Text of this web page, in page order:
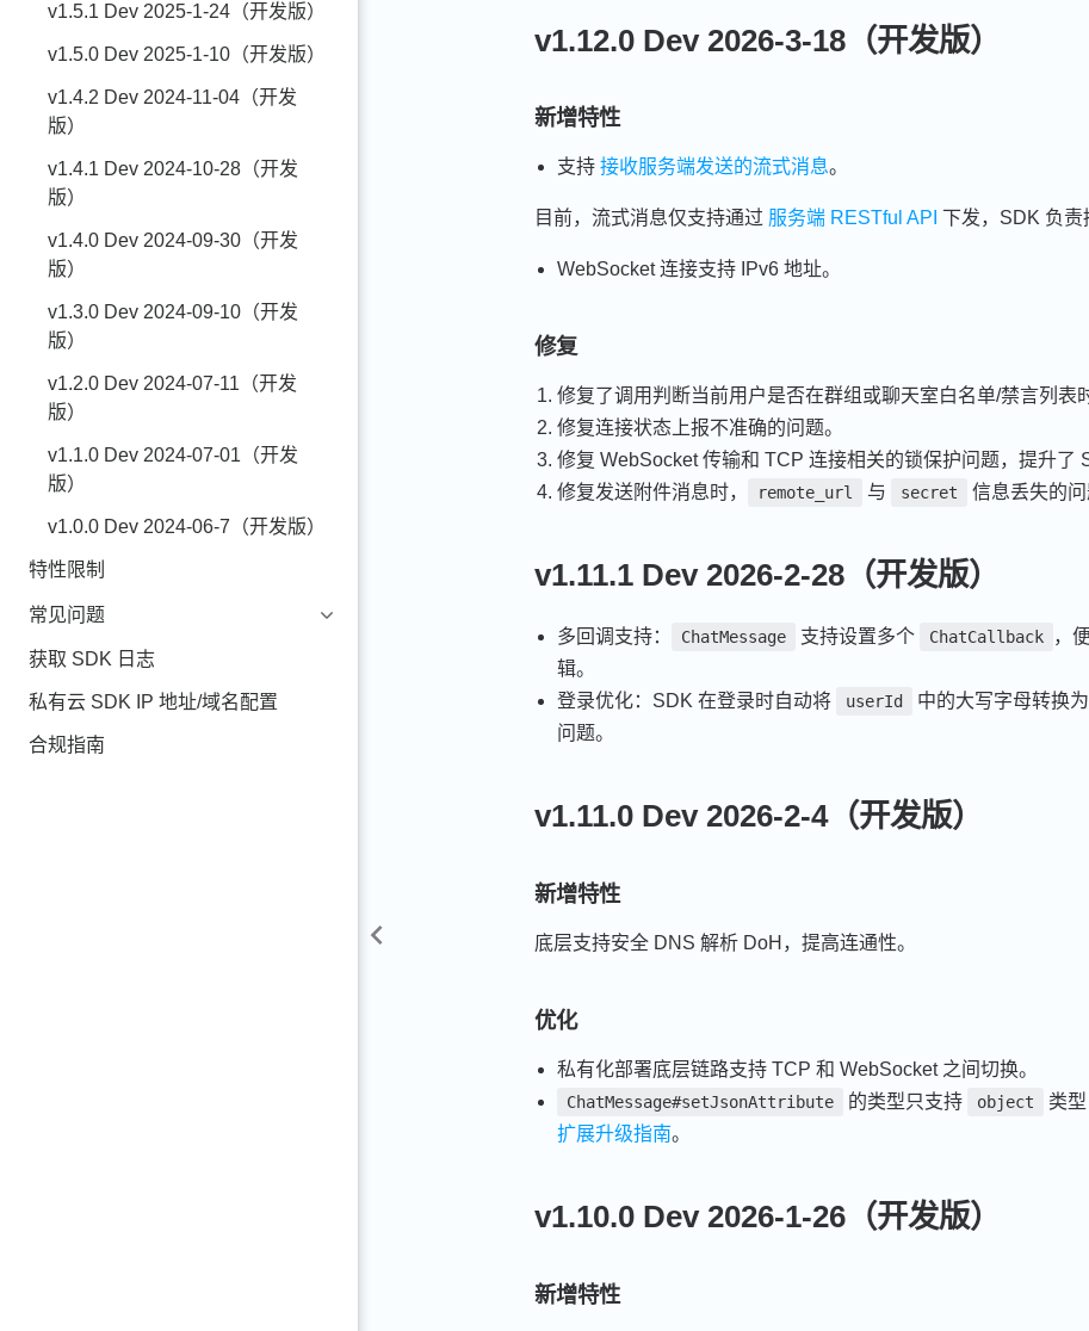
v1.5.1 Dev 2025-1-24（开发版）
v1.5.0 Dev 2025-1-10（开发版）
v1.4.2 Dev 2024-11-04（开发
版）
v1.4.1 Dev 2024-10-28（开发
版）
v1.4.0 Dev 2024-09-30（开发
版）
v1.3.0 Dev 2024-09-10（开发
版）
v1.2.0 Dev 2024-07-11（开发
版）
v1.1.0 Dev 2024-07-01（开发
版）
v1.0.0 Dev 2024-06-7（开发版）
特性限制
常见问题
获取 SDK 日志
私有云 SDK IP 地址/域名配置
合规指南
v1.12.0 Dev 2026-3-18（开发版）
新增特性
支持接收服务端发送的流式消息。
目前，流式消息仅支持通过 服务端 RESTful API 下发，SDK 负责
WebSocket 连接支持 IPv6 地址。
修复
修复了调用判断当前用户是否在群组或聊天室白名单/禁言列表
修复连接状态上报不准确的问题。
修复 WebSocket 传输和 TCP 连接相关的锁保护问题，提升了
修复发送附件消息时，
remote_url 与 secret 信息丢失的问
v1.11.1 Dev 2026-2-28（开发版）
多回调支持： ChatMessage 支持设置多个 ChatCallback
，
辑。
登录优化：SDK 在登录时自动将
userId
中的大写字母转换
问题。
v1.11.0 Dev 2026-2-4（开发版）
新增特性
底层支持安全 DNS 解析 DoH，提高连通性。
优化
私有化部署底层链路支持 TCP 和 WebSocket 之间切换。
ChatMessage#setJsonAttribute 的类型只支持 object 类
扩展升级指南。
v1.10.0 Dev 2026-1-26（开发版）
新增特性